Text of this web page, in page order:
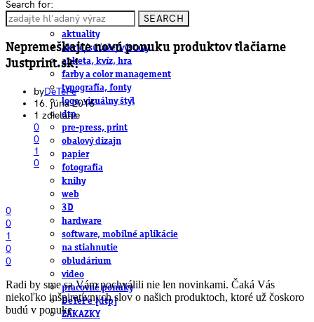
ČLÁNKY
aktuality
akcie/súťaže/výstavy
anketa, kvíz, hra
farby a color management
typografia, fonty
logo, vizuálny štýl
dtp
pre-press, print
obalový dizajn
papier
fotografia
knihy
web
3D
hardware
software, mobilné aplikácie
na stiahnutie
obludárium
video
pracovné ponuky
DeTePe [dtp]
ZÁKAZKY
Search for:
SEARCH
Nepremeškajte novú ponuku produktov tlačiarne
Justprint.sk!
byDeTePe
16. júna 2016
1 zdielanie
0
0
1
0
0
0
1
0
0
Radi by sme sa Vám pochválili nie len novinkami. Čaká Vás
niekoľko inšpiratívnych slov o našich produktoch, ktoré už čoskoro
budú v ponuke.